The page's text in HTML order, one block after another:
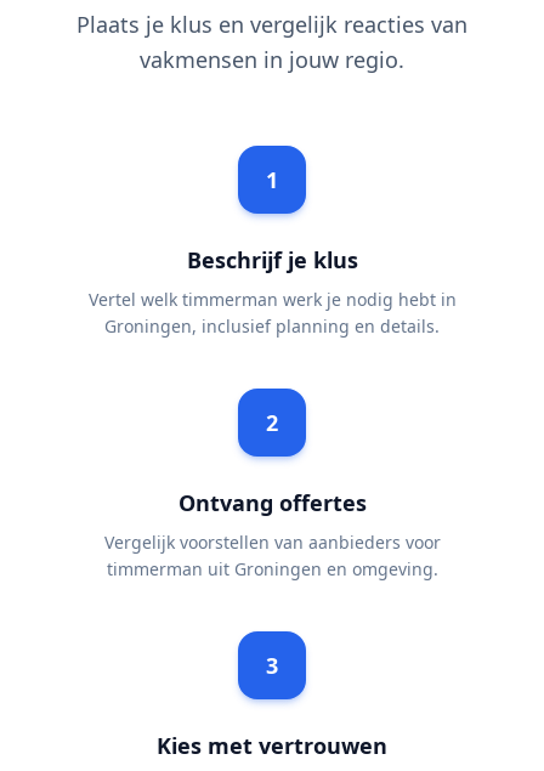
Plaats je klus en vergelijk reacties van
vakmensen in jouw regio.
1
Beschrijf je klus
Vertel welk timmerman werk je nodig hebt in
Groningen, inclusief planning en details.
2
Ontvang offertes
Vergelijk voorstellen van aanbieders voor
timmerman uit Groningen en omgeving.
3
Kies met vertrouwen